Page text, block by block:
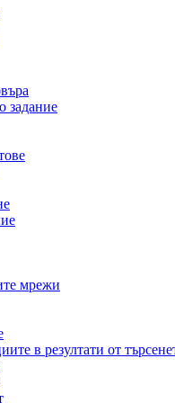
задание
мрежи
в резултати от